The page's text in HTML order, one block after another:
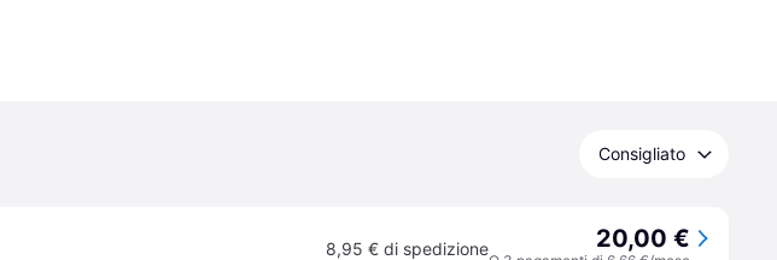
Consigliato
8,95 € di spedizione 20,00 €